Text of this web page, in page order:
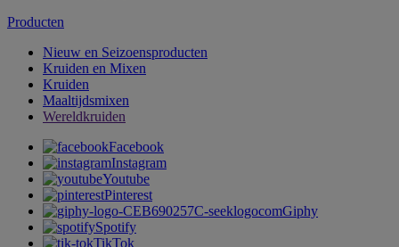
Producten
Nieuw en Seizoensproducten
Kruiden en Mixen
Kruiden
Maaltijdsmixen
Wereldkruiden
Facebook
Instagram
Youtube
Pinterest
Giphy
Spotify
TikTok